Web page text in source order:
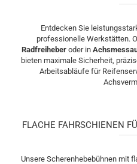
Entdecken Sie
professionelle Werkstätten.
Radfreiheber oder in
bieten maximale Sicherheit,
Arbeitsabläufe für
FLACHE FAHRSCHIENEN
Unsere Scherenhebebühnen mit